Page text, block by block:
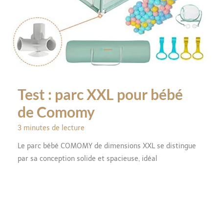
Test : parc XXL pour bébé
de Comomy
3 minutes de lecture
Le parc bébé COMOMY de dimensions XXL se distingue
par sa conception solide et spacieuse, idéal